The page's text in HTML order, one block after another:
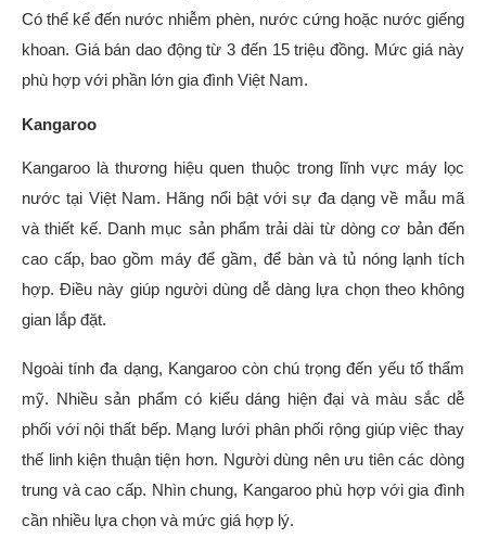
Có thể kể đến nước nhiễm phèn, nước cứng hoặc nước giếng
khoan. Giá bán dao động từ 3 đến 15 triệu đồng. Mức giá này
phù hợp với phần lớn gia đình Việt Nam.
Kangaroo
Kangaroo là thương hiệu quen thuộc trong lĩnh vực máy lọc
nước tại Việt Nam. Hãng nổi bật với sự đa dạng về mẫu mã
và thiết kế. Danh mục sản phẩm trải dài từ dòng cơ bản đến
cao cấp, bao gồm máy để gầm, để bàn và tủ nóng lạnh tích
hợp. Điều này giúp người dùng dễ dàng lựa chọn theo không
gian lắp đặt.
Ngoài tính đa dạng, Kangaroo còn chú trọng đến yếu tố thẩm
mỹ. Nhiều sản phẩm có kiểu dáng hiện đại và màu sắc dễ
phối với nội thất bếp. Mạng lưới phân phối rộng giúp việc thay
thế linh kiện thuận tiện hơn. Người dùng nên ưu tiên các dòng
trung và cao cấp. Nhìn chung, Kangaroo phù hợp với gia đình
cần nhiều lựa chọn và mức giá hợp lý.